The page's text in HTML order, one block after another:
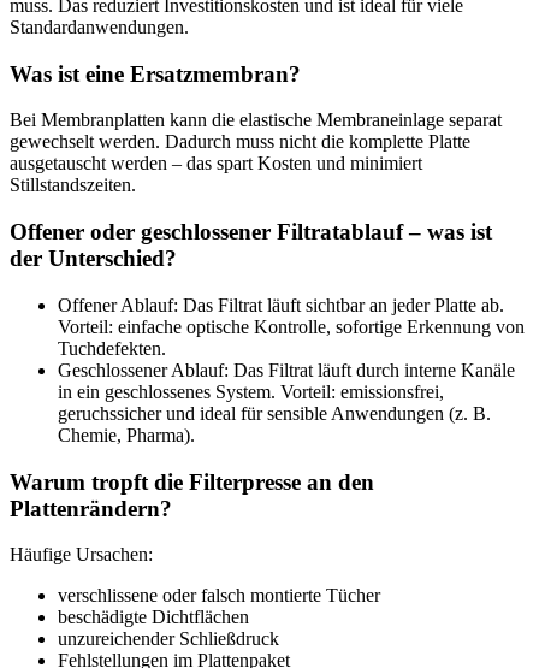
muss. Das reduziert Investitionskosten und ist ideal für viele
Standardanwendungen.
Was ist eine Ersatzmembran?
Bei Membranplatten kann die elastische Membraneinlage separat
gewechselt werden. Dadurch muss nicht die komplette Platte
ausgetauscht werden – das spart Kosten und minimiert
Stillstandszeiten.
Offener oder geschlossener Filtratablauf – was ist
der Unterschied?
Offener Ablauf: Das Filtrat läuft sichtbar an jeder Platte ab.
Vorteil: einfache optische Kontrolle, sofortige Erkennung von
Tuchdefekten.
Geschlossener Ablauf: Das Filtrat läuft durch interne Kanäle
in ein geschlossenes System. Vorteil: emissionsfrei,
geruchssicher und ideal für sensible Anwendungen (z. B.
Chemie, Pharma).
Warum tropft die Filterpresse an den
Plattenrändern?
Häufige Ursachen:
verschlissene oder falsch montierte Tücher
beschädigte Dichtflächen
unzureichender Schließdruck
Fehlstellungen im Plattenpaket